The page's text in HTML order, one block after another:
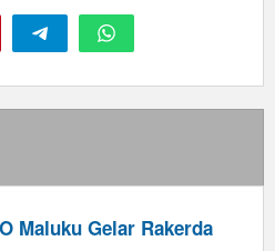
Maluku Gelar Rakerda